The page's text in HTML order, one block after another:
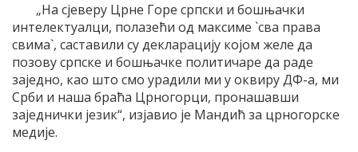
„На сјеверу Црне Горе српски и бошњачки
интелектуалци, полазећи од максиме `сва права
свима`, саставили су декларацију којом желе да
позову српске и бошњачке политичаре да раде
заједно, као што смо урадили ми у оквиру ДФ-а, ми
Срби и наша браћа Црногорци, пронашавши
заједнички језик“, изјавио је Мандић за црногорске
медије.